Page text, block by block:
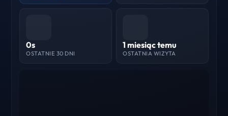
0s
OSTATNIE 30 DNI
1 miesiąc temu
OSTATNIA WIZYTA